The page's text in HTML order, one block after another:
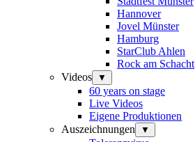
Hannover
Jovel Münster
Hamburg
StarClub Ahlen
Rock am Schacht
Videos
▼
60 years on stage
Live Videos
Eigene Produktionen
Auszeichnungen
▼